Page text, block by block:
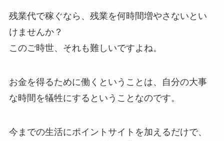
残業代で稼ぐなら、残業を何時間増やさないとい
けませんか？
このご時世、それも難しいですよね。
お金を得るために働くということは、自分の大事
な時間を犠牲にするということなのです。
今までの生活にポイントサイトを加えるだけで、